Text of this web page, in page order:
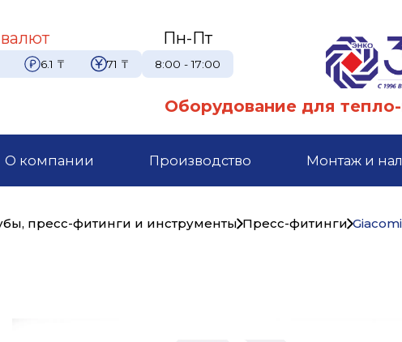
6.1 ₸ 71 ₸
Пн-Пт
8:00 - 17:00
Оборудование для
О компании Производство Монтаж и
пресс-фитинги и инструменты Пресс-фитинги